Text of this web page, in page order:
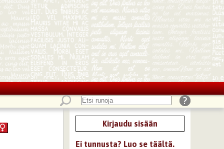
Kirjaudu sisään
Ei tunnusta? Luo se täältä.